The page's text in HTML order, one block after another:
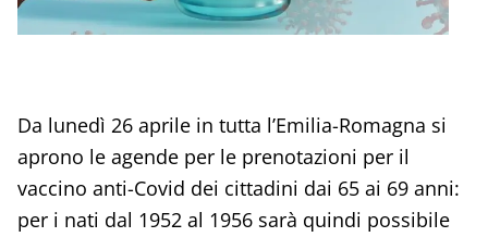
Da lunedì 26 aprile in tutta l’Emilia-Romagna si
aprono le agende per le prenotazioni per il
vaccino anti-Covid dei cittadini dai 65 ai 69 anni:
per i nati dal 1952 al 1956 sarà quindi possibile